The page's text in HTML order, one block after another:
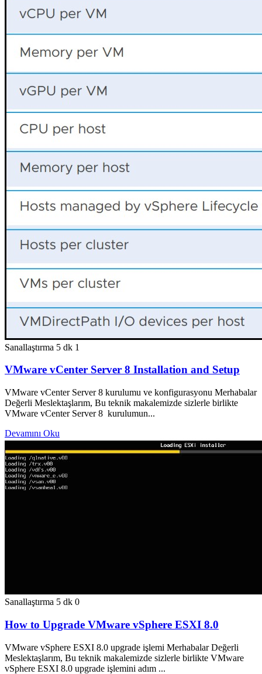
Sanallaştırma 5 dk 1
VMware vCenter Server 8 Installation and Setup
VMware vCenter Server 8 kurulumu ve konfigurasyonu Merhabalar
Değerli Meslektaşlarım, Bu teknik makalemizde sizlerle birlikte
VMware vCenter Server 8 kurulumun...
Devamını Oku
Sanallaştırma 5 dk 0
How to Upgrade VMware vSphere ESXI 8.0
VMware vSphere ESXI 8.0 upgrade işlemi Merhabalar Değerli
Meslektaşlarım, Bu teknik makalemizde sizlerle birlikte VMware
vSphere ESXI 8.0 upgrade işlemini adım ...